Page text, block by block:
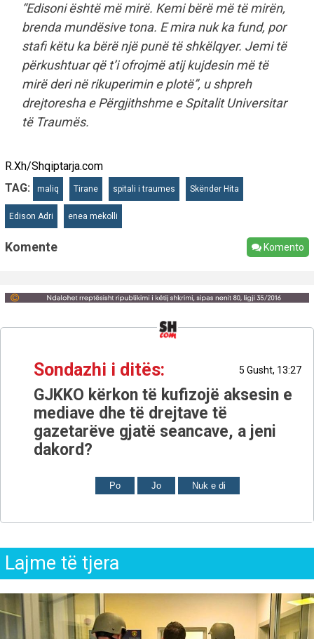
“Edisoni është më mirë. Kemi bërë më të mirën,
brenda mundësive tona. E mira nuk ka fund, por
stafi këtu ka bërë një punë të shkëlqyer. Jemi të
përkushtuar që t’i ofrojmë atij kujdesin më të
mirë deri në rikuperimin e plotë”, u shpreh
drejtoresha e Përgjithshme e Spitalit Universitar
të Traumës.
R.Xh/Shqiptarja.com
TAG:
maliq Tirane spitali i traumes Skënder Hita
Edison Adri enea mekolli
Komente Komento
Sondazhi i ditës: 5 Gusht, 13:27
GJKKO kërkon të kufizojë aksesin e
mediave dhe të drejtave të
gazetarëve gjatë seancave, a jeni
dakord?
Po Jo Nuk e di
Lajme të tjera